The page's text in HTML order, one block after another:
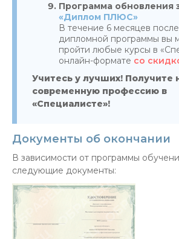
Программа обновления
«Диплом ПЛЮС»
В течение 6 месяцев
дипломной программы вы
пройти любые курсы в
онлайн-формате со
Учитесь у лучших! Получите
современную профессию в
«Специалисте»!
Документы об окончании
В зависимости от программы
следующие документы: